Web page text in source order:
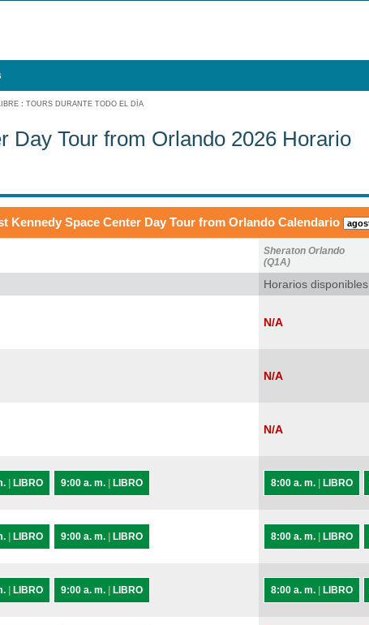
: TOURS DURANTE TODO EL DÍA
Day Tour from Orlando 2026 Horario
Kennedy Space Center Day Tour from Orlando Calendario
Sheraton Orlando
(Q1A)
Horarios disponibles
N/A
N/A
N/A
LIBRO 9:00 a. m. LIBRO 8:00 a. m. LIBRO
LIBRO 9:00 a. m. LIBRO 8:00 a. m. LIBRO
LIBRO 9:00 a. m. LIBRO 8:00 a. m. LIBRO